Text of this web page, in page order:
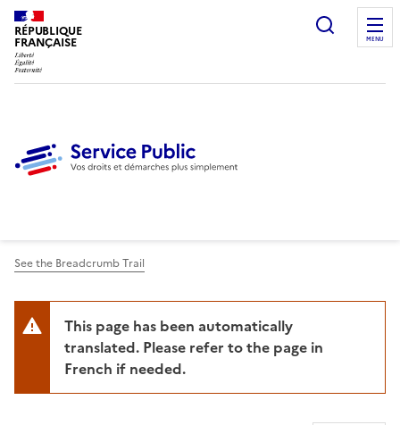
RÉPUBLIQUE
FRANÇAISE
Ouvrir
MENU
See the Breadcrumb Trail
This page has been automatically
translated. Please refer to the page in
French if needed.